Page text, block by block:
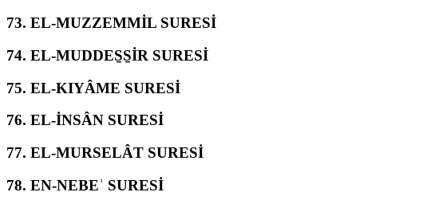
73. EL-MUZZEMMİL SURESİ
74. EL-MUDDES̱S̱İR SURESİ
75. EL-KIYÂME SURESİ
76. EL-İNSÂN SURESİ
77. EL-MURSELÂT SURESİ
78. EN-NEBEʾ SURESİ